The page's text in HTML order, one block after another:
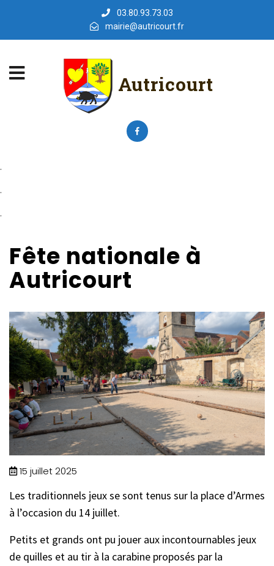
03.80.93.73.03
mairie@autricourt.fr
Autricourt
.
.
.
Fête nationale à
Autricourt
15 juillet 2025
Les traditionnels jeux se sont tenus sur la place d’Armes
à l’occasion du 14 juillet.
Petits et grands ont pu jouer aux incontournables jeux
de quilles et au tir à la carabine proposés par la